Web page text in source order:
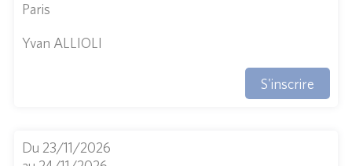
Paris
Yvan ALLIOLI
S'inscrire
Du 23/11/2026